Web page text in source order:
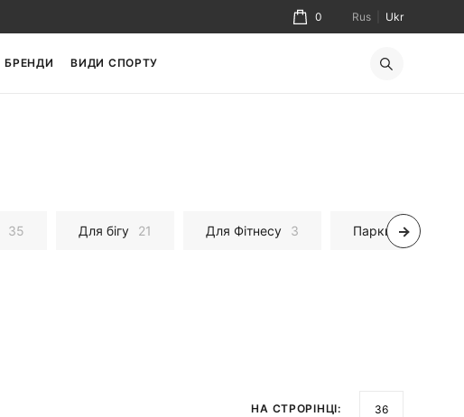
БРЕНДИ ВИДИ СПОРТУ
0 Rus Ukr
35 Для бігу 21 Для Фітнесу 3 Парки зимові
НА СТРОРІНЦІ: